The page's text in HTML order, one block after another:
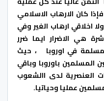
كان الارهاب الاسلامي
اخلاقي ارهاب الغير وفي
هي الاضرار ايما ضرر
في اوروبا ، حيث
المسلمين باوروبا وباقي
العنصرية لدى االشعوب
عمليا وحياتيا.